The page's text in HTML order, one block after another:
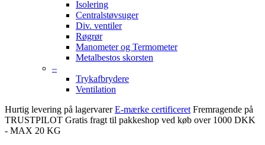
Isolering
Centralstøvsuger
Div. ventiler
Røgrør
Manometer og Termometer
Metalbestos skorsten
–
Trykafbrydere
Ventilation
Hurtig levering på lagervarer E-mærke certificeret Fremragende på
TRUSTPILOT Gratis fragt til pakkeshop ved køb over 1000 DKK
- MAX 20 KG